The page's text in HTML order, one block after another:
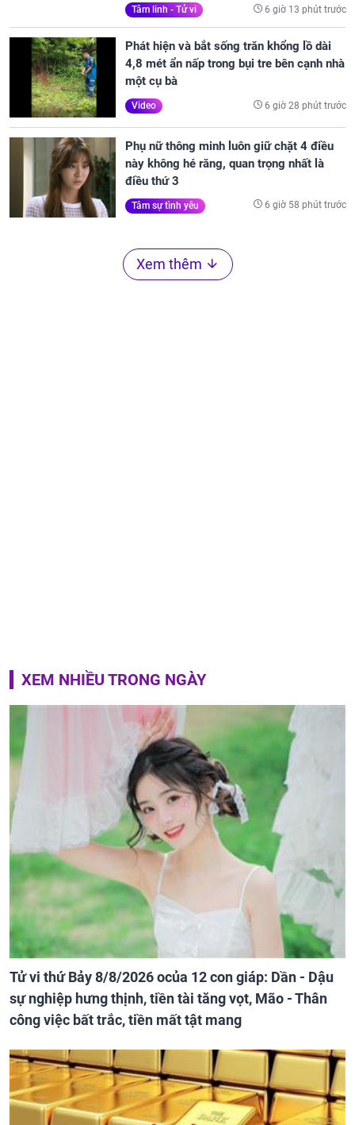
Tâm linh - Tử vi 6 giờ 13 phút trước
Phát hiện và bắt sống trăn khổng lồ dài
4,8 mét ẩn nấp trong bụi tre bên cạnh nhà
một cụ bà
Video 6 giờ 28 phút trước
Phụ nữ thông minh luôn giữ chặt 4 điều
này không hé răng, quan trọng nhất là
điều thứ 3
Tâm sự tình yêu 6 giờ 58 phút trước
Xem thêm
XEM NHIỀU TRONG NGÀY
Tử vi thứ Bảy 8/8/2026 ocủa 12 con giáp: Dần - Dậu
sự nghiệp hưng thịnh, tiền tài tăng vọt, Mão - Thân
công việc bất trắc, tiền mất tật mang